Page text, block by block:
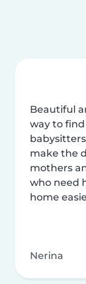
Beautiful
way to find
make the
mothers
who need
home
Nerina